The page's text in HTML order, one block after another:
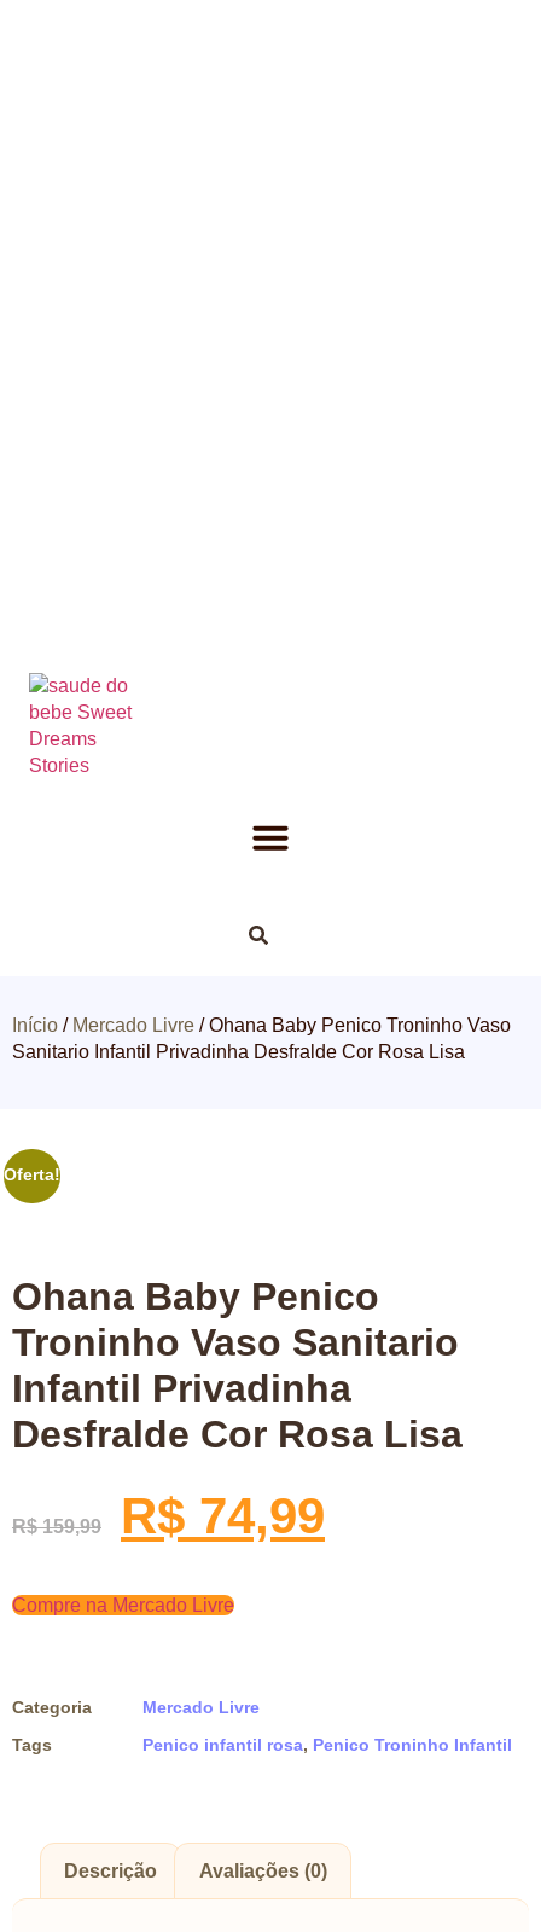
Início / Mercado Livre / Ohana Baby Penico Troninho Vaso
Sanitario Infantil Privadinha Desfralde Cor Rosa Lisa
Oferta!
Ohana Baby Penico
Troninho Vaso Sanitario
Infantil Privadinha
Desfralde Cor Rosa Lisa
R$159,99 R$ 74,99
Compre na Mercado Livre
Categoria
Mercado Livre
Tags
Penico infantil rosa, Penico Troninho Infantil
Descrição Avaliações (0)